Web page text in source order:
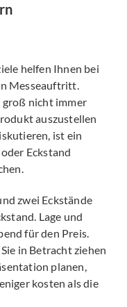
helfen Ihnen bei
Messeauftritt.
groß nicht immer
auszustellen
ist ein
Eckstand
zwei Eckstände
Lage und
für den Preis.
in Betracht ziehen
planen,
kosten als die